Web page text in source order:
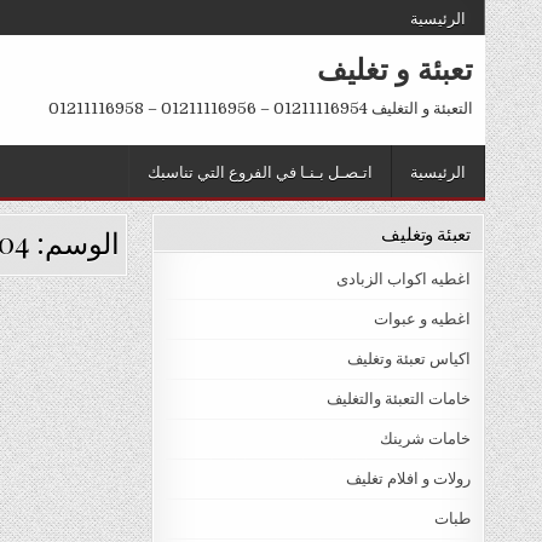
Skip
to
content
الرئيسية
تعبئة و تغليف
التعبئة و التغليف 01211116954 – 01211116956 – 01211116958
الرئيسية اتـصـل بـنـا في الفروع التي تناسبك
الوسم: تعبئة وتغليف
اغطيه اكواب الزبادى
اغطيه و عبوات
اكياس تعبئة وتغليف
خامات التعبئة والتغليف
خامات شرينك
رولات و افلام تغليف
طبات